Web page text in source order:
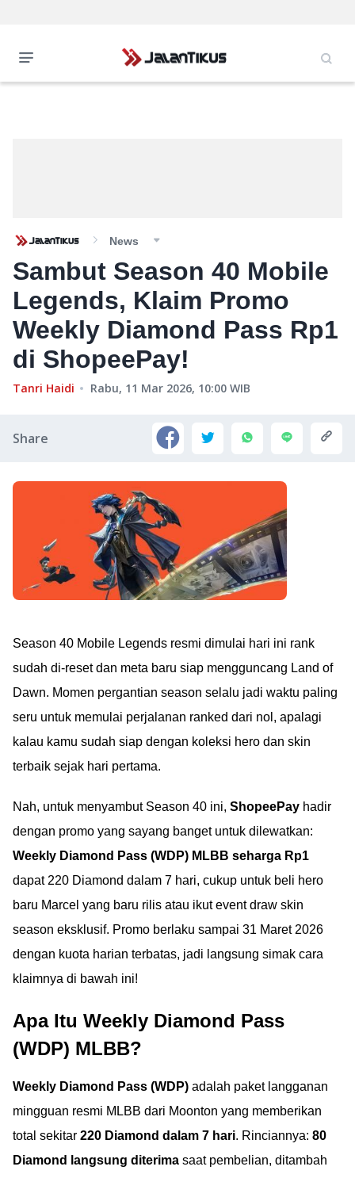
News
Sambut Season 40 Mobile
Legends, Klaim Promo
Weekly Diamond Pass Rp1
di ShopeePay!
Tanri Haidi Rabu, 11 Mar 2026, 10:00 WIB
Share
Season 40 Mobile Legends resmi dimulai hari ini rank
sudah di-reset dan meta baru siap mengguncang Land of
Dawn. Momen pergantian season selalu jadi waktu paling
seru untuk memulai perjalanan ranked dari nol, apalagi
kalau kamu sudah siap dengan koleksi hero dan skin
terbaik sejak hari pertama.
Nah, untuk menyambut Season 40 ini, ShopeePay hadir
dengan promo yang sayang banget untuk dilewatkan:
Weekly Diamond Pass (WDP) MLBB seharga Rp1
dapat 220 Diamond dalam 7 hari, cukup untuk beli hero
baru Marcel yang baru rilis atau ikut event draw skin
season eksklusif. Promo berlaku sampai 31 Maret 2026
dengan kuota harian terbatas, jadi langsung simak cara
klaimnya di bawah ini!
Apa Itu Weekly Diamond Pass
(WDP) MLBB?
Weekly Diamond Pass (WDP) adalah paket langganan
mingguan resmi MLBB dari Moonton yang memberikan
total sekitar 220 Diamond dalam 7 hari. Rinciannya: 80
Diamond langsung diterima saat pembelian, ditambah